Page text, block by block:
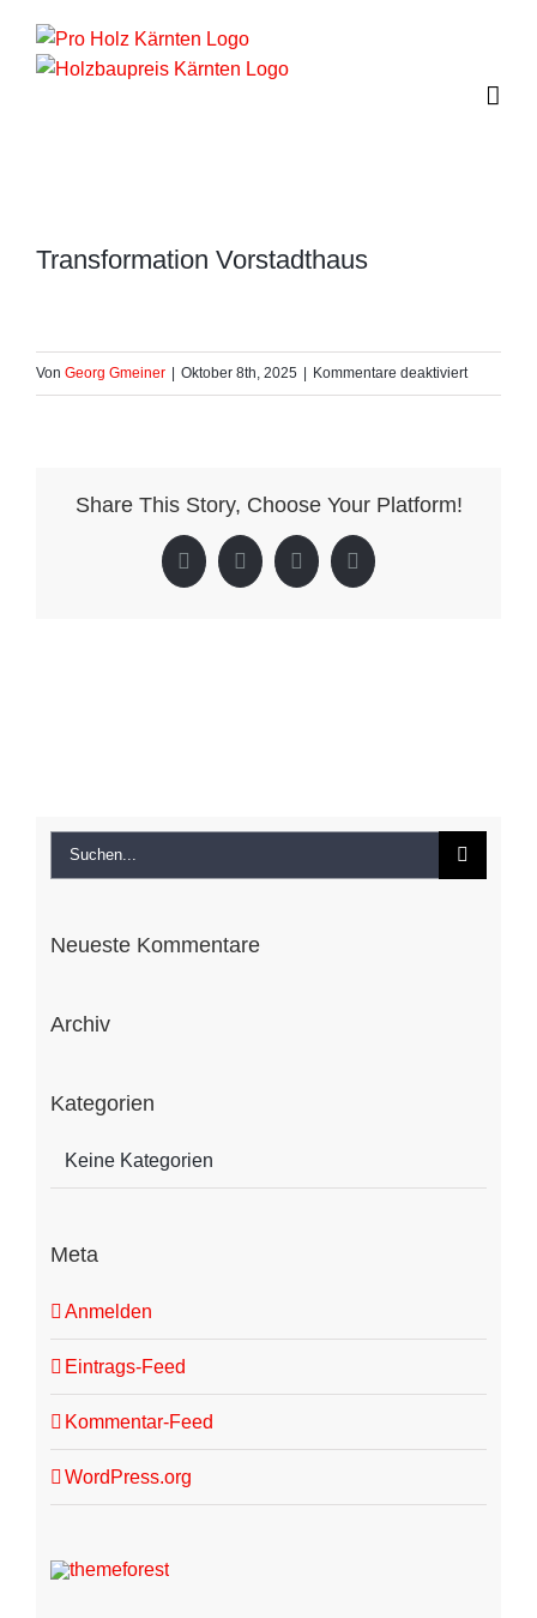
Inhalt
springen
Transformation Vorstadthaus
Von Georg Gmeiner | Oktober 8th, 2025 | Kommentare deaktiviertfür
Share This Story, Choose Your Platform!
Facebook
X LinkedInPinterest
Suche
nach:
Neueste Kommentare
Archiv
Kategorien
Keine Kategorien
Meta
Anmelden
Eintrags-Feed
Kommentar-Feed
WordPress.org